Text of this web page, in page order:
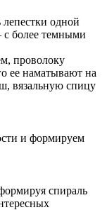
одной
с более темными
проволоку
ее наматывают на
вязальную спицу
и формируем
спираль